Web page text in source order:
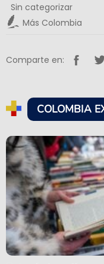
Sin categorizar
Más Colombia
Comparte en:
COLOMBIA